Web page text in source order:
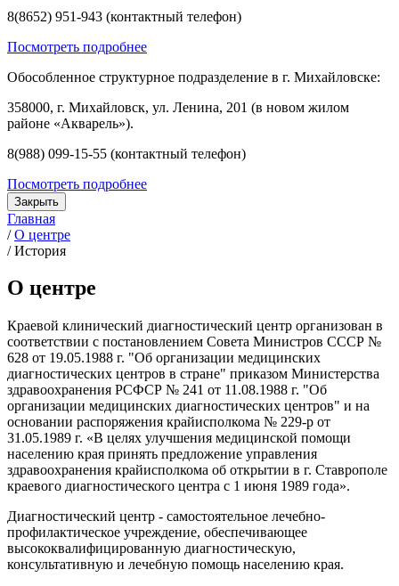
8(8652) 951-943 (контактный телефон)
Посмотреть подробнее
Обособленное структурное подразделение в г. Михайловске:
358000, г. Михайловск, ул. Ленина, 201 (в новом жилом
районе «Акварель»).
8(988) 099-15-55 (контактный телефон)
Посмотреть подробнее
Закрыть
Главная
/ О центре
/ История
О центре
Краевой клинический диагностический центр организован в
соответствии с постановлением Совета Министров СССР №
628 от 19.05.1988 г. "Об организации медицинских
диагностических центров в стране" приказом Министерства
здравоохранения РСФСР № 241 от 11.08.1988 г. "Об
организации медицинских диагностических центров" и на
основании распоряжения крайисполкома № 229-р от
31.05.1989 г. «В целях улучшения медицинской помощи
населению края принять предложение управления
здравоохранения крайисполкома об открытии в г. Ставрополе
краевого диагностического центра с 1 июня 1989 года».
Диагностический центр - самостоятельное лечебно-
профилактическое учреждение, обеспечивающее
высококвалифицированную диагностическую,
консультативную и лечебную помощь населению края.